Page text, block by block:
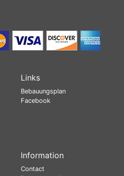
Links
Bebauungsplan
Facebook
Information
Contact